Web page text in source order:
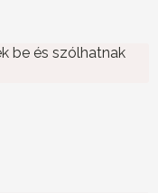
be és szólhatnak